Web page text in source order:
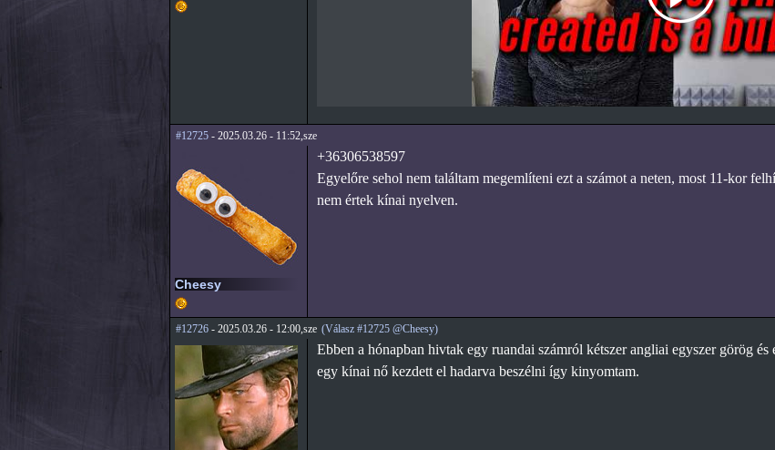
#12725- 2025.03.26 - 11:52,sze
Cheesy
+36306538597
Egyelőre sehol nem találtam megemlíteni ezt a számot a neten, most 11-kor
nem értek kínai nyelven.
#12726- 2025.03.26 - 12:00,sze (Válasz #12725 @Cheesy)
Ebben a hónapban hivtak egy ruandai számról kétszer angliai egyszer görög
egy kínai nő kezdett el hadarva beszélni így kinyomtam.